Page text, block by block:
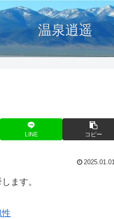
温泉逍遥
LINE コピー
2025.01.01
ます。